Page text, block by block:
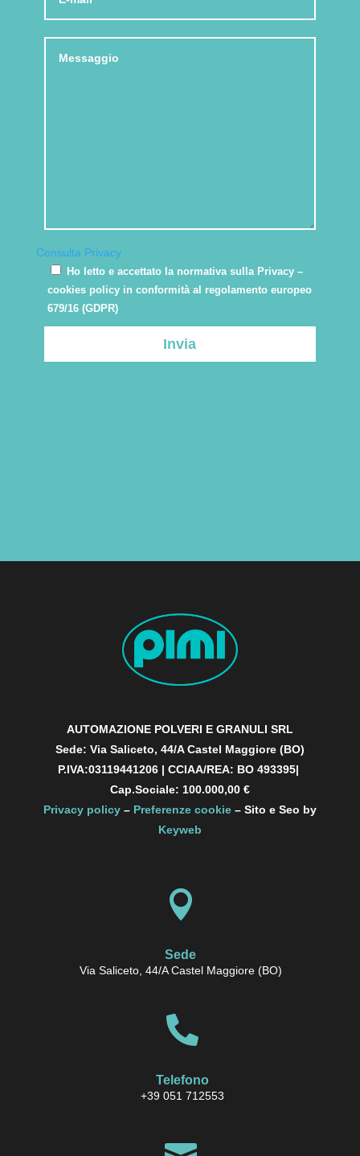
Consulta Privacy
Ho letto e accettato la normativa sulla Privacy –
cookies policy in conformità al regolamento europeo
679/16 (GDPR)
Invia
AUTOMAZIONE POLVERI E GRANULI SRL
Sede: Via Saliceto, 44/A Castel Maggiore (BO)
P.IVA:03119441206 | CCIAA/REA: BO 493395|
Cap.Sociale: 100.000,00 €
Privacy policy– Preferenze cookie– Sito e Seo by
Keyweb

Sede
Via Saliceto, 44/A Castel Maggiore (BO)

Telefono
+39 051 712553